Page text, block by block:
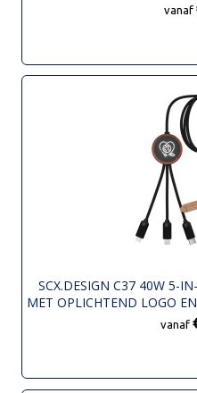
vanaf
SCX.DESIGN C37 40W 5-
MET OPLICHTEND LOGO
vanaf